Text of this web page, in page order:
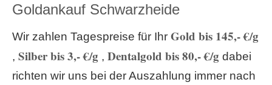
Goldankauf Schwarzheide
Wir zahlen Tagespreise für Ihr Gold bis 145,- €/g
, Silber bis 3,- €/g, Dentalgold bis 80,- €/gdabei
richten wir uns bei der Auszahlung immer nach